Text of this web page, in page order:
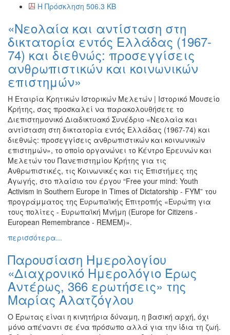
Η Πρόσκληση 506.3 KB
«Νεολαία και αντίσταση στη
δικτατορία εντός Ελλάδας (1967-
74) και διεθνώς: προσεγγίσεις
ανθρωπιστικών και κοινωνικών
επιστημών»
Η Εταιρία Κρητικών Ιστορικών Μελετών | Ιστορικό Μουσείο
Κρήτης, σας προσκαλεί να παρακολουθήσετε το
Διεπιστημονικό Διαδικτυακό Συνέδριο «Νεολαία και
αντίσταση στη δικτατορία εντός Ελλάδας (1967-74) και
διεθνώς: προσεγγίσεις ανθρωπιστικών και κοινωνικών
επιστημών», το οποίο οργανώνει το Κέντρο Ερευνών και
Μελετών του Πανεπιστημίου Κρήτης για τις
Ανθρωπιστικές, τις Κοινωνικές και τις Επιστήμες της
Αγωγής, στο πλαίσιο του έργου “Free your mind: Youth
Activism in Southern Europe in Times of Dictatorship - FYM” του
προγράμματος της Ευρωπαϊκής Επιτροπής «Ευρώπη για
τους πολίτες - Ευρωπαϊκή Μνήμη (Europe for Citizens -
European Remembrance - REMEM)».
περισσότερα...
Παρουσίαση Ημερολογίου
«Διαχρονικό Ημερολόγιο Έρως
Αντέρως, 366 ερωτήσεις» της
Μαρίας Αλατζόγλου
Ο Έρωτας είναι η κινητήρια δύναμη, η βασική αρχή, όχι
μόνο απέναντι σε ένα πρόσωπο αλλά για την ίδια τη ζωή.